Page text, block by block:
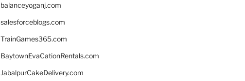
balanceyoganj.com
salesforceblogs.com
TrainGames365.com
BaytownEvaCationRentals.com
JabalpurCakeDelivery.com